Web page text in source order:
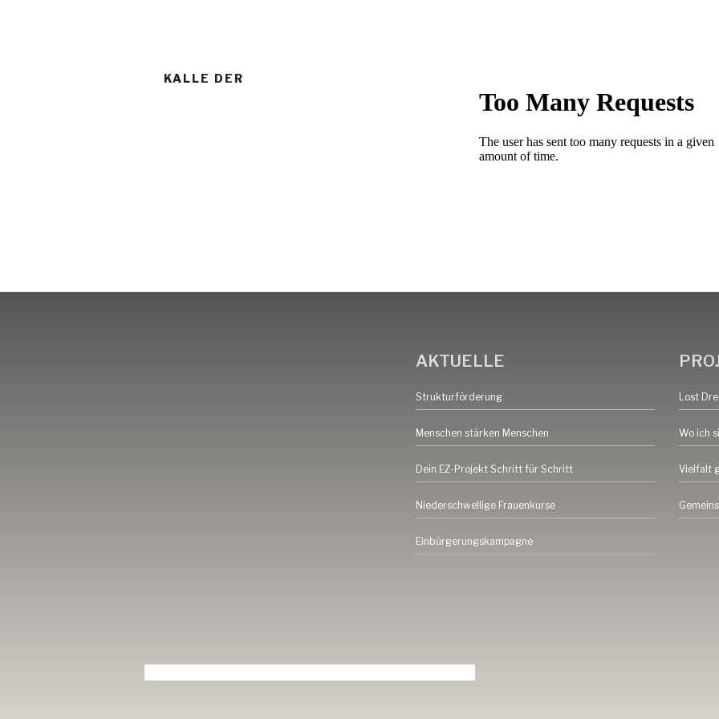
KALLE DER
AKTUELLE
Strukturförderung
Menschen stärken Menschen
Dein EZ-Projekt Schritt für Schritt
Niederschwellige Frauenkurse
Einbürgerungskampagne
Lost
Wo ich
Vielfalt